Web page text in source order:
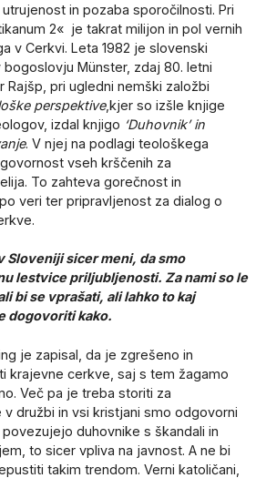
in pozaba sporočilnosti. Pri
2« je takrat milijon in pol vernih
v Cerkvi. Leta 1982 je slovenski
Münster, zdaj 80. letni
Rajšp, pri ugledni nemški založbi
perspektive,kjer so izšle knjige
izdal knjigo ‘Duhovnik’ in
. V njej na podlagi teološkega
vseh krščenih za
To zahteva gorečnost in
veri ter pripravljenost za dialog o
Sloveniji sicer meni, da smo
lestvice priljubljenosti. Za nami so le
bi se vprašati, ali lahko to kaj
dogovoriti kako.
je zapisal, da je zgrešeno in
krajevne cerkve, saj s tem žagamo
Več pa je treba storiti za
družbi in vsi kristjani smo odgovorni
duhovnike s škandali in
to sicer vpliva na javnost. A ne bi
takim trendom. Verni katoličani,